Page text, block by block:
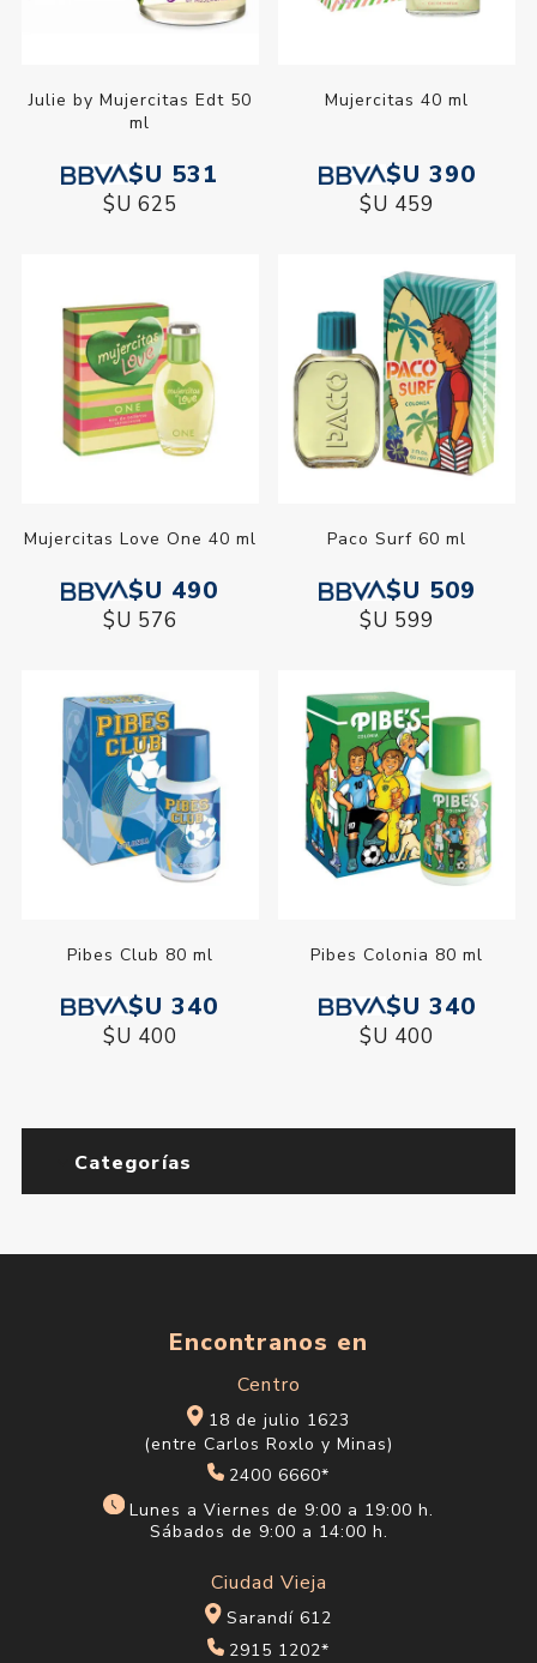
Julie by Mujercitas Edt 50
ml
$U 531
$U 625
Mujercitas 40 ml
$U 390
$U 459
Mujercitas Love One 40 ml
$U 490
$U 576
Paco Surf 60 ml
$U 509
$U 599
Pibes Club 80 ml
$U 340
$U 400
Pibes Colonia 80 ml
$U 340
$U 400
Categorías
Encontranos en
Centro
18 de julio 1623
(entre Carlos Roxlo y Minas)
2400 6660*
Lunes a Viernes de 9:00 a 19:00 h.
Sábados de 9:00 a 14:00 h.
Ciudad Vieja
Sarandí 612
2915 1202*